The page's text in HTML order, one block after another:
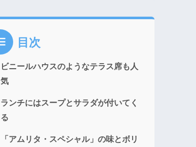
目次
ビニールハウスのようなテラス席も人
気
ランチにはスープとサラダが付いてく
る
「アムリタ・スペシャル」の味とボリ